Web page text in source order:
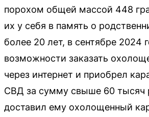
порохом общей массой 448
их у себя в память о
более 20 лет, в сентябре 2024
возможности заказать
через интернет и приобрел
СВД за сумму свыше 60 тысяч
доставил ему охолощенный